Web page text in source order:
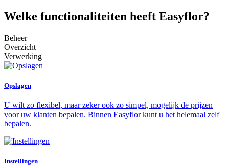
Welke functionaliteiten heeft Easyflor?
Beheer
Overzicht
Verwerking
Opslagen
U wilt zo flexibel, maar zeker ook zo simpel, mogelijk de prijzen
voor uw klanten bepalen. Binnen Easyflor kunt u het helemaal zelf
bepalen.
Instellingen